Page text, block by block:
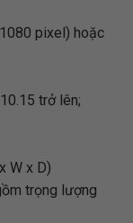
pixel) hoặc
trở lên;
W x D)
trọng lượng